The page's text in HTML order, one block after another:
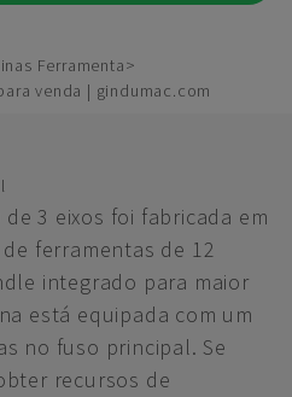
Ferramenta
venda | gindumac.com
de 3 eixos foi fabricada em
ferramentas de 12
integrado para maior
está equipada com um
no fuso principal. Se
recursos de